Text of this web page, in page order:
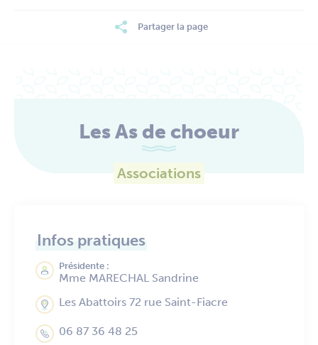
Partager la page
Les As de choeur
Associations
Infos pratiques
Présidente :
Mme MARECHAL Sandrine
Les Abattoirs 72 rue Saint-Fiacre
06 87 36 48 25